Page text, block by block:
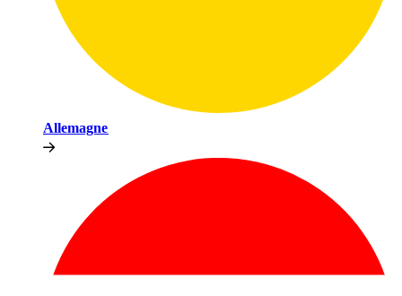
Allemagne​​